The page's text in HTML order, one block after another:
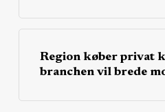
Region køber privat
branchen vil brede